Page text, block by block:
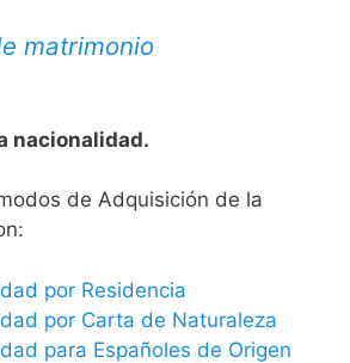
matrimonio
nacionalidad.
de Adquisición de la
por Residencia
por Carta de Naturaleza
para Españoles de Origen